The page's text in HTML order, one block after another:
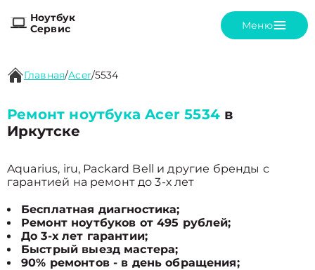
Ноутбук
Сервис
Меню
Главная/Acer/5534
Ремонт ноутбука Acer 5534 в
Иркутске
Aquarius, iru, Packard Bell и другие бренды с
гарантией на ремонт до 3-х лет
Бесплатная диагностика;
Ремонт ноутбуков от 495 рублей;
До 3-х лет гарантии;
Быстрый выезд мастера;
90% ремонтов - в день обращения;